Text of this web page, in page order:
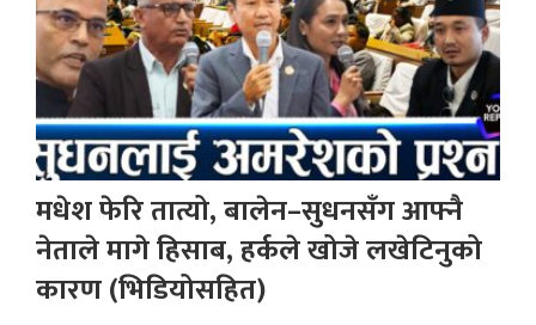
मधेश फेरि तात्यो, बालेन–सुधनसँग आफ्नै
नेताले मागे हिसाब, हर्कले खोजे लखेटिनुको
कारण (भिडियोसहित)